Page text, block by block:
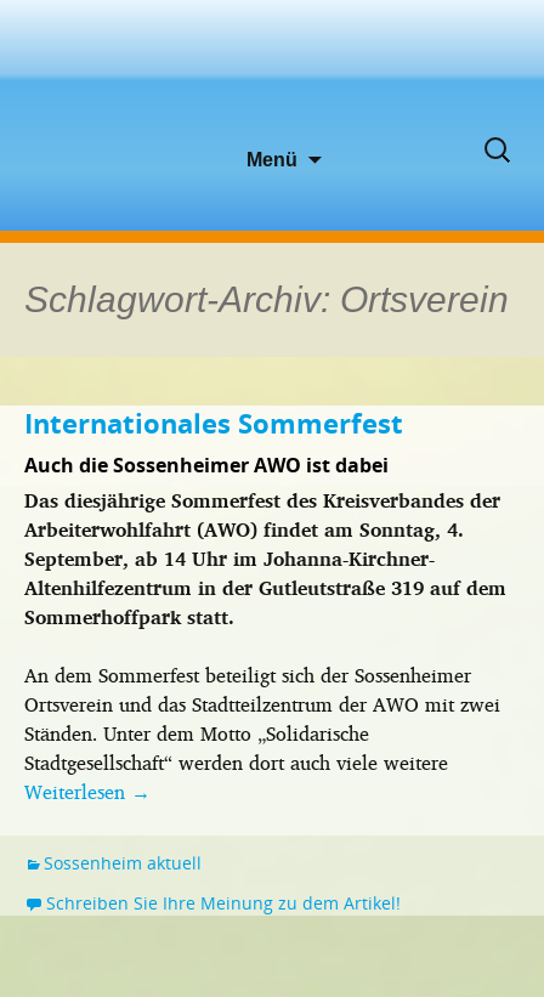
Menü
Suchen
Schlagwort-Archiv: Ortsverein
Internationales Sommerfest
Auch die Sossenheimer AWO ist dabei
Das diesjährige Sommerfest des Kreisverbandes der
Arbeiterwohlfahrt (AWO) findet am Sonntag, 4.
September, ab 14 Uhr im Johanna-Kirchner-
Altenhilfezentrum in der Gutleutstraße 319 auf dem
Sommerhoffpark statt.
An dem Sommerfest beteiligt sich der Sossenheimer
Ortsverein und das Stadtteilzentrum der AWO mit zwei
Ständen. Unter dem Motto „Solidarische
Stadtgesellschaft“ werden dort auch viele weitere
Weiterlesen →
Sossenheim aktuell
Schreiben Sie Ihre Meinung zu dem Artikel!